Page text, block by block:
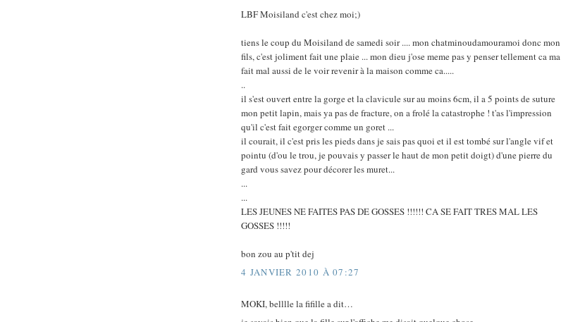
LBF Moisiland c'est chez moi;)
tiens le coup du Moisiland de samedi soir .... mon chatminoudamouramoi donc mon
fils, c'est joliment fait une plaie ... mon dieu j'ose meme pas y penser tellement ca ma
fait mal aussi de le voir revenir à la maison comme ca.....
..
il s'est ouvert entre la gorge et la clavicule sur au moins 6cm, il a 5 points de suture
mon petit lapin, mais ya pas de fracture, on a frolé la catastrophe ! t'as l'impression
qu'il c'est fait egorger comme un goret ...
il courait, il c'est pris les pieds dans je sais pas quoi et il est tombé sur l'angle vif et
pointu (d'ou le trou, je pouvais y passer le haut de mon petit doigt) d'une pierre du
gard vous savez pour décorer les muret...
...
...
LES JEUNES NE FAITES PAS DE GOSSES !!!!!! CA SE FAIT TRES MAL LES
GOSSES !!!!!
bon zou au p'tit dej
4 JANVIER 2010 À 07:27
MOKI, belllle la fifille a dit…